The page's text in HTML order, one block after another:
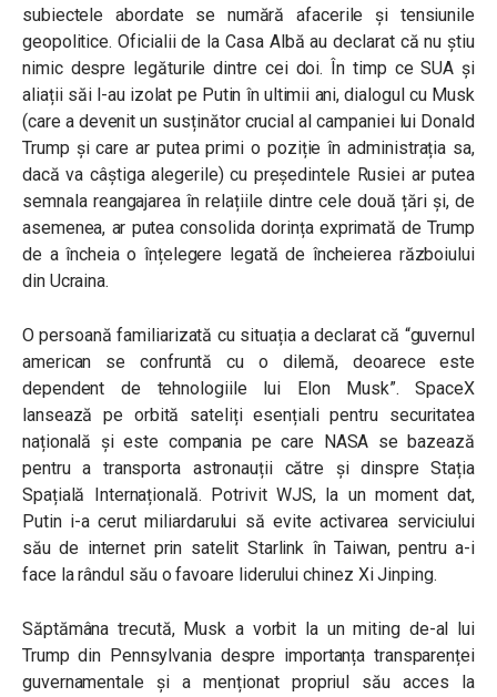
subiectele abordate se numără afacerile și tensiunile
geopolitice. Oficialii de la Casa Albă au declarat că nu știu
nimic despre legăturile dintre cei doi. În timp ce SUA și
aliații săi l-au izolat pe Putin în ultimii ani, dialogul cu Musk
(care a devenit un susținător crucial al campaniei lui Donald
Trump și care ar putea primi o poziție în administrația sa,
dacă va câștiga alegerile) cu președintele Rusiei ar putea
semnala reangajarea în relațiile dintre cele două țări și, de
asemenea, ar putea consolida dorința exprimată de Trump
de a încheia o înțelegere legată de încheierea războiului
din Ucraina.
O persoană familiarizată cu situația a declarat că “guvernul
american se confruntă cu o dilemă, deoarece este
dependent de tehnologiile lui Elon Musk”. SpaceX
lansează pe orbită sateliți esențiali pentru securitatea
națională și este compania pe care NASA se bazează
pentru a transporta astronauții către și dinspre Stația
Spațială Internațională. Potrivit WJS, la un moment dat,
Putin i-a cerut miliardarului să evite activarea serviciului
său de internet prin satelit Starlink în Taiwan, pentru a-i
face la rândul său o favoare liderului chinez Xi Jinping.
Săptămâna trecută, Musk a vorbit la un miting de-al lui
Trump din Pennsylvania despre importanța transparenței
guvernamentale și a menționat propriul său acces la